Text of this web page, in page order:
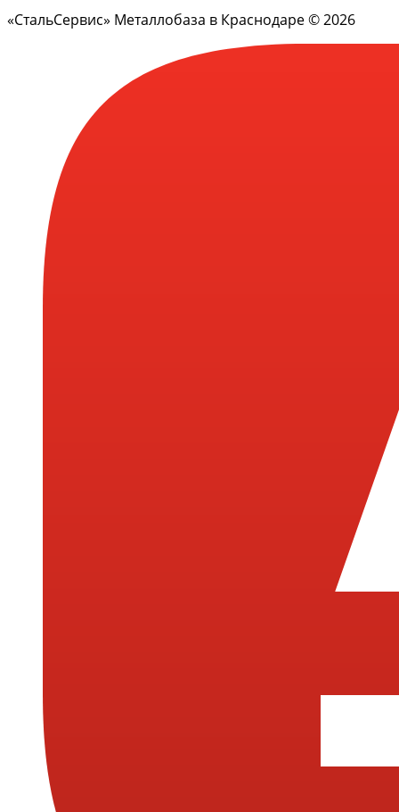
«СтальСервис» Металлобаза в Краснодаре © 2026